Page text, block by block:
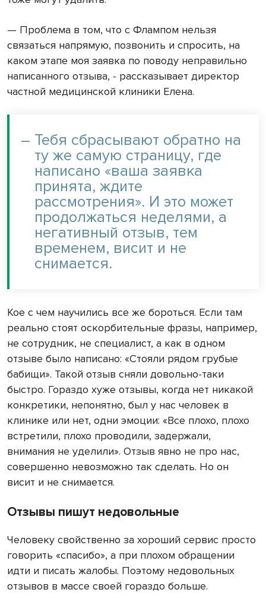
— Проблема в том, что с Флампом нельзя
связаться напрямую, позвонить и спросить, на
каком этапе моя заявка по поводу неправильно
написанного отзыва, - рассказывает директор
частной медицинской клиники Елена.
– Тебя сбрасывают обратно на
ту же самую страницу, где
написано «ваша заявка
принята, ждите
рассмотрения». И это может
продолжаться неделями, а
негативный отзыв, тем
временем, висит и не
снимается.
Кое с чем научились все же бороться. Если там
реально стоят оскорбительные фразы, например,
не сотрудник, не специалист, а как в одном
отзыве было написано: «Стояли рядом грубые
бабищи». Такой отзыв сняли довольно-таки
быстро. Гораздо хуже отзывы, когда нет никакой
конкретики, непонятно, был у нас человек в
клинике или нет, одни эмоции: «Все плохо, плохо
встретили, плохо проводили, задержали,
внимания не уделили». Отзыв явно не про нас,
совершенно невозможно так сделать. Но он
висит и не снимается.
Отзывы пишут недовольные
Человеку свойственно за хороший сервис просто
говорить «спасибо», а при плохом обращении
идти и писать жалобы. Поэтому недовольных
отзывов в массе своей гораздо больше.